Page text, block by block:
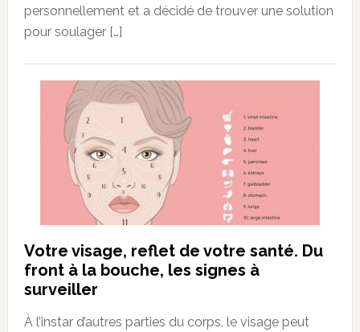
personnellement et a décidé de trouver une solution
pour soulager […]
Votre visage, reflet de votre santé. Du
front à la bouche, les signes à
surveiller
À l’instar d’autres parties du corps, le visage peut